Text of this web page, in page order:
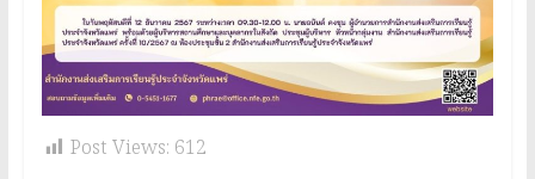
Post Views: 612